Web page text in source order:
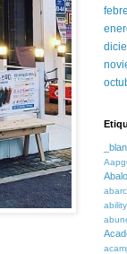
ability